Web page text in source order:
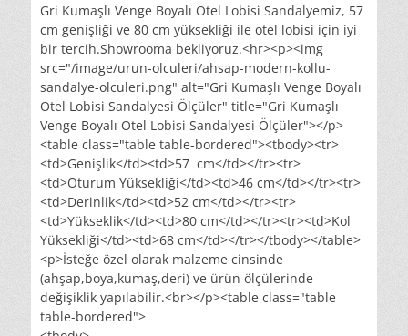
Gri Kumaşlı Venge Boyalı Otel Lobisi Sandalyemiz, 57
cm genişliği ve 80 cm yüksekliği ile otel lobisi için iyi
bir tercih.Showrooma bekliyoruz.<hr><p><img
src="/image/urun-olculeri/ahsap-modern-kollu-
sandalye-olculeri.png" alt="Gri Kumaşlı Venge Boyalı
Otel Lobisi Sandalyesi Ölçüler" title="Gri Kumaşlı
Venge Boyalı Otel Lobisi Sandalyesi Ölçüler"></p>
<table class="table table-bordered"><tbody><tr>
<td>Genişlik</td><td>57 cm</td></tr><tr>
<td>Oturum Yüksekliği</td><td>46 cm</td></tr><tr>
<td>Derinlik</td><td>52 cm</td></tr><tr>
<td>Yükseklik</td><td>80 cm</td></tr><tr><td>Kol
Yüksekliği</td><td>68 cm</td></tr></tbody></table>
<p>İsteğe özel olarak malzeme cinsinde
(ahşap,boya,kumaş,deri) ve ürün ölçülerinde
değişiklik yapılabilir.<br></p><table class="table
table-bordered">